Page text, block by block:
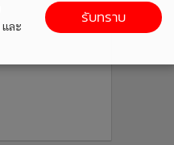
และ
รับทราบ